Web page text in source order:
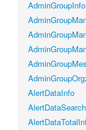
AdminGroupInfo
AlertDataInfo